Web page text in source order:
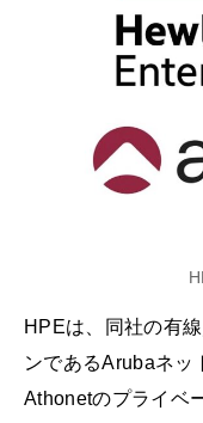
HPEは、同社の有
ンであるArubaネッ
Athonetのプライベ